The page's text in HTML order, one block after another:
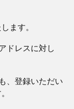
ます。
ドレスに対し
、登録いただい